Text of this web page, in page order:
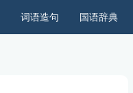
国语辞典
词语造句